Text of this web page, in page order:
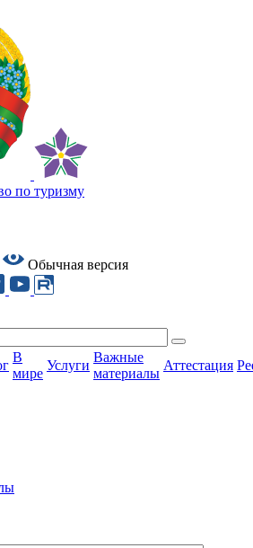
по туризму
Обычная версия
В
мире
Услуги
Важные
материалы
Аттестация